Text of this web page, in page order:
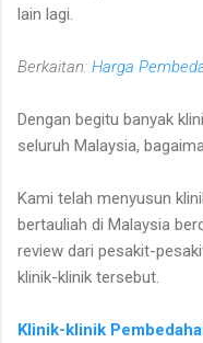
lain lagi.
Berkaitan: Harga
Dengan begitu banyak
seluruh Malaysia,
Kami telah menyusun
bertauliah di Malaysia
review dari pesakit-
klinik-klinik tersebut.
Klinik-klinik